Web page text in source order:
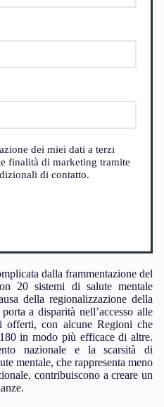
dei miei dati a terzi
finalità di marketing tramite
di contatto.
dalla frammentazione del
20 sistemi di salute mentale
della regionalizzazione della
a disparità nell’accesso alle
offerti, con alcune Regioni che
in modo più efficace di altre.
nazionale e la scarsità di
mentale, che rappresenta meno
contribuiscono a creare un